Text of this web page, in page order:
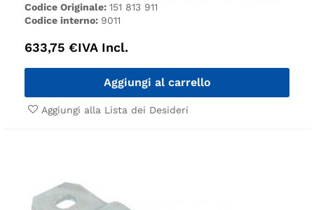
Codice Originale: 151 813 911
Codice interno: 9011
633,75 €IVA Incl.
Aggiungi al carrello
Aggiungi alla Lista dei Desideri